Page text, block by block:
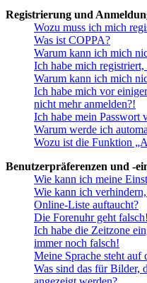
Registrierung und
Wozu muss ich mich
Was ist COPPA?
Warum kann ich mich
Ich habe mich
Warum kann ich mich
Ich habe mich vor
nicht mehr anmelden?!
Ich habe mein Passwort
Warum werde ich
Wozu ist die Funktion
Benutzerpräferenzen und -
Wie kann ich meine
Wie kann ich
Online-Liste auftaucht?
Die Forenuhr geht falsch!
Ich habe die Zeitzone
immer noch falsch!
Meine Sprache steht
Was sind das für Bilder,